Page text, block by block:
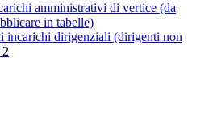
amministrativi di vertice (da
in tabelle)
incarichi dirigenziali (dirigenti non
2